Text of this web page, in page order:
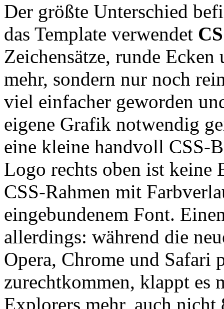
Der größte Unterschied
das Template verwendet
Zeichensätze, runde
mehr, sondern nur noch
viel einfacher geworden
eigene Grafik notwendig
eine kleine handvoll CSS-
Logo rechts oben ist keine
CSS-Rahmen mit
eingebundenem Font.
allerdings: während die
Opera, Chrome und Safari
zurechtkommen, klappt es
Explorers mehr, auch